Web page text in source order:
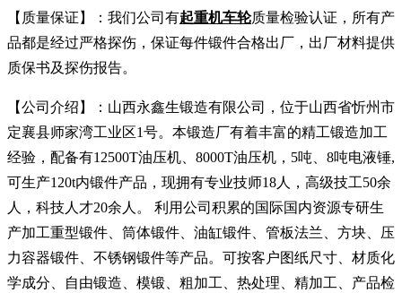
【质量保证】：我们公司有起重机车轮质量检验认证，所有产
品都是经过严格探伤，保证每件锻件合格出厂，出厂材料提供
质保书及探伤报告。
【公司介绍】：山西永鑫生锻造有限公司，位于山西省忻州市
定襄县师家湾工业区1号。本锻造厂有着丰富的精工锻造加工
经验，配备有12500T油压机、8000T油压机，5吨、8吨电液锤,
可生产120t内锻件产品，现拥有专业技师18人，高级技工50余
人，科技人才20余人。 利用公司积累的国际国内资源专研生
产加工重型锻件、筒体锻件、油缸锻件、管板法兰、方块、压
力容器锻件、不锈钢锻件等产品。可按客户图纸尺寸、材质化
学成分、自由锻造、模锻、粗加工、热处理、精加工、产品检